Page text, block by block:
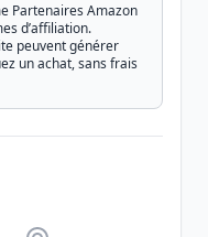
Partenaires Amazon
d’affiliation.
peuvent générer
un achat, sans frais